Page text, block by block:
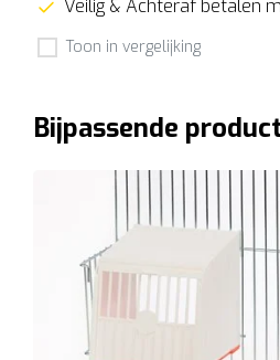
Veilig & Achteraf betalen
Toon in vergelijking
Bijpassende